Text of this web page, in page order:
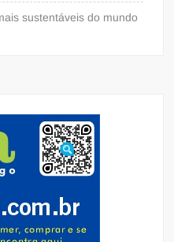
sustentáveis do mundo